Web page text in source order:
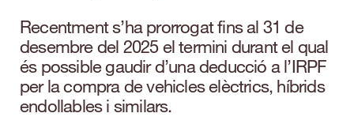
Recentment s’ha prorrogat fins al 31 de
desembre del 2025 el termini durant el qual
és possible gaudir d’una deducció a l’IRPF
per la compra de vehicles elèctrics, híbrids
endollables i similars.